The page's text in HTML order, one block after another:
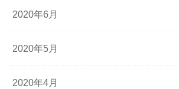
2020年6月
2020年5月
2020年4月